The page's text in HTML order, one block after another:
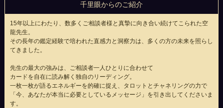
千里眼からのご紹介
15年以上にわたり、数多くご相談者様と真摯に向き合い続けてこられた空
龍先生。
その長年の鑑定経験で培われた直感力と洞察力は、多くの方の未来を照らし
てきました。
先生の最大の強みは、ご相談者一人ひとりに合わせて
カードを自在に読み解く独自のリーディング。
一枚一枚が語るエネルギーを的確に捉え、タロットとチャネリングの力で
「今、あなたが本当に必要としているメッセージ」を引き出してくださいま
す。